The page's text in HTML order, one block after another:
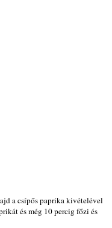
a csípős paprika kivételével
és még 10 percig főzi és